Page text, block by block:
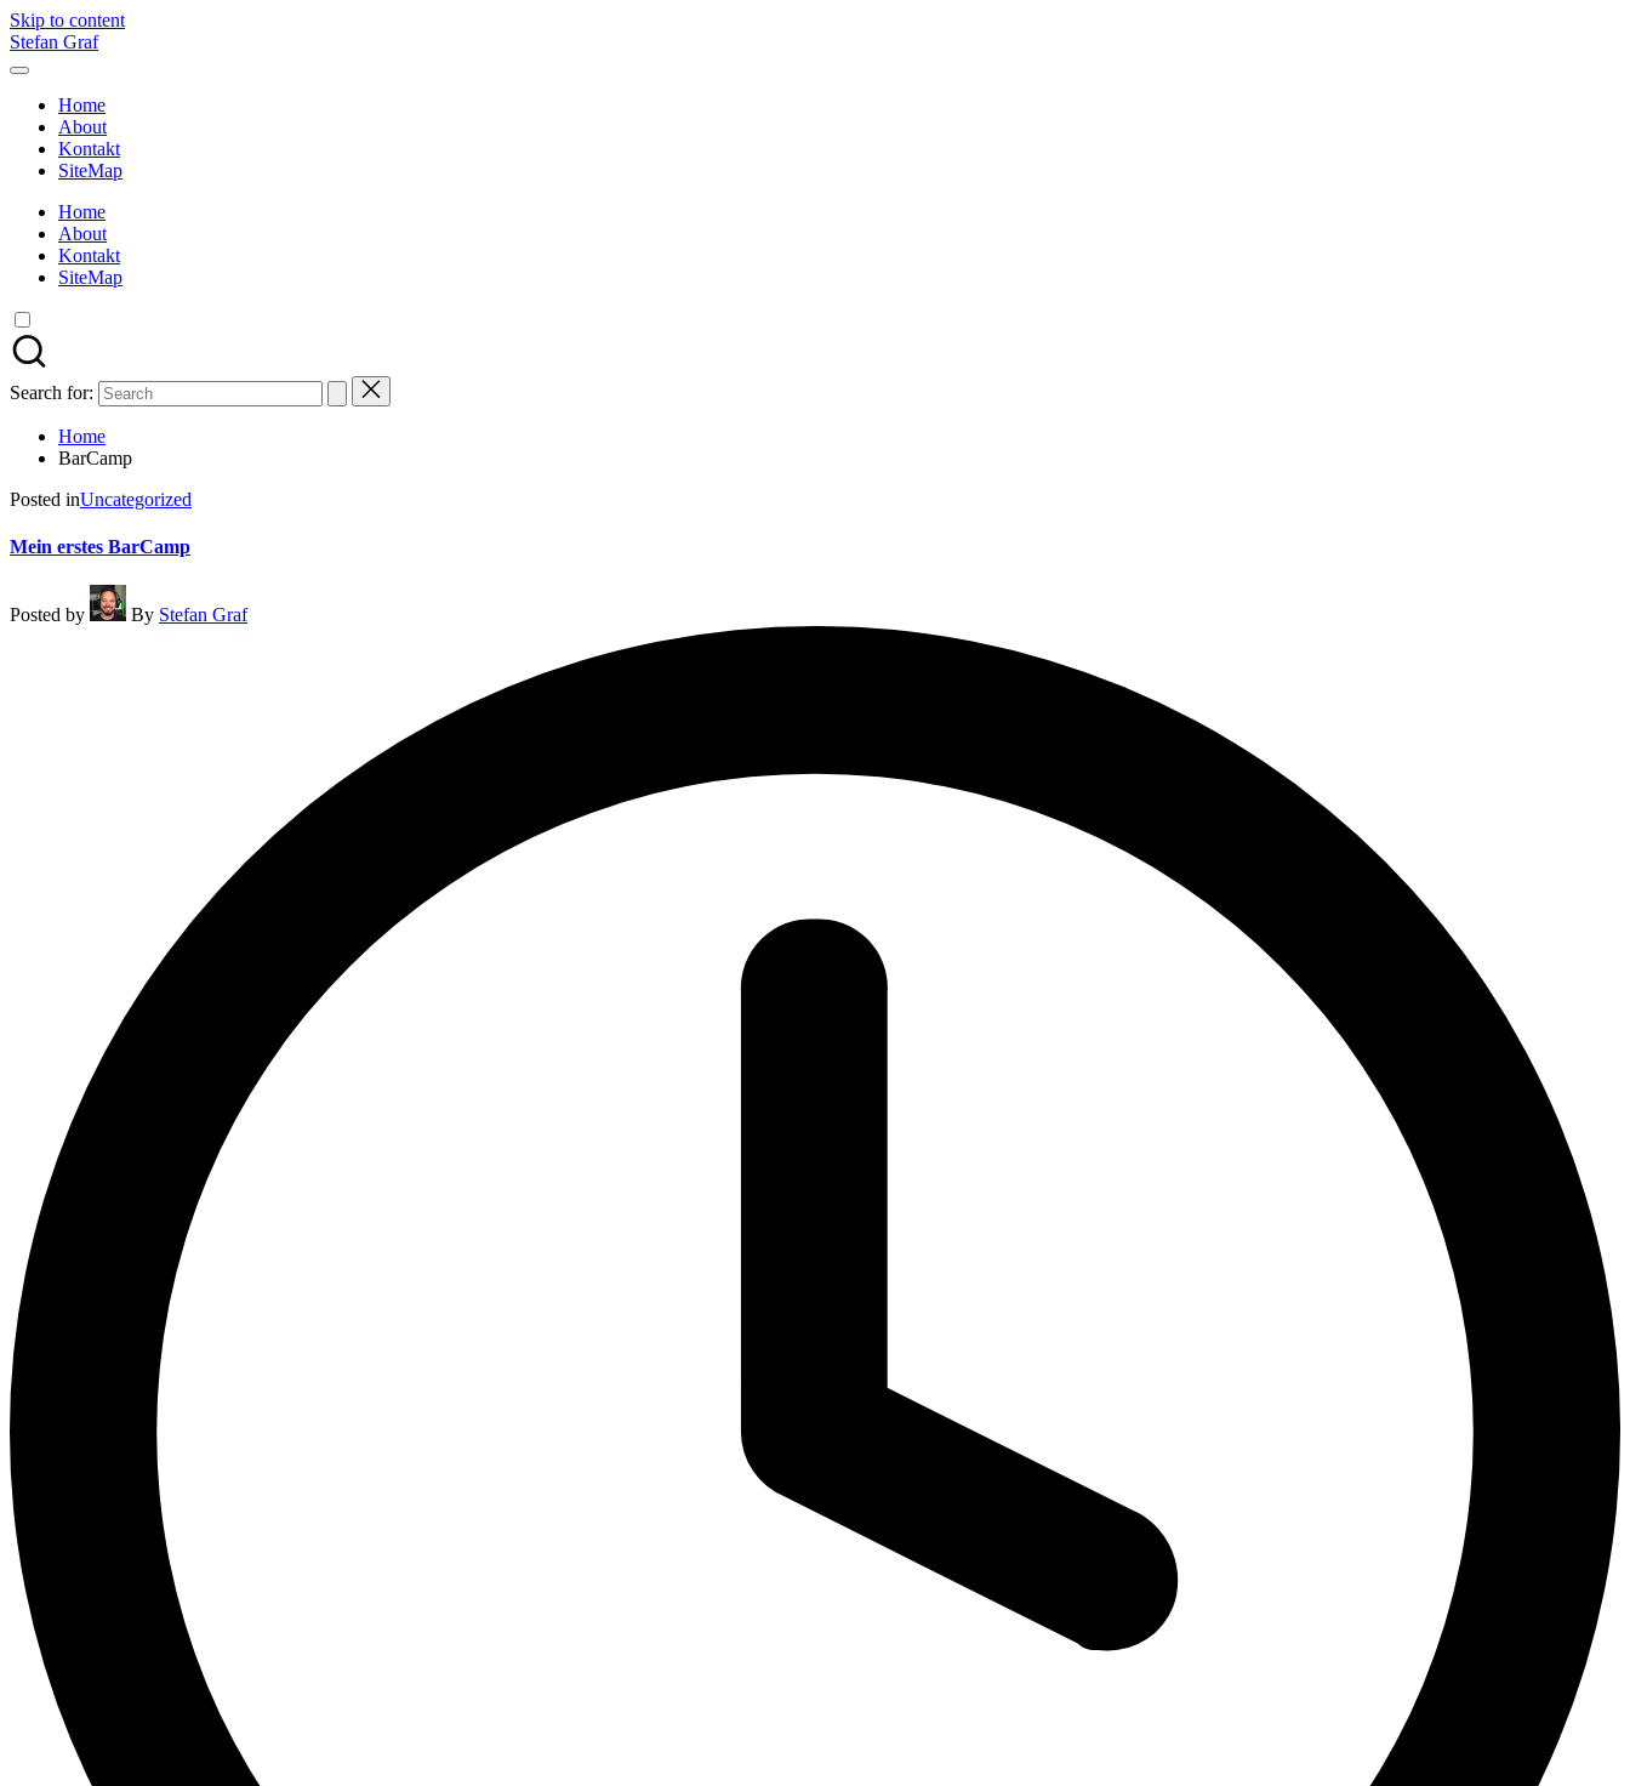
Skip to content
Stefan Graf
Home
About
Kontakt
SiteMap
Home
About
Kontakt
SiteMap
Search for:
Home
BarCamp
Posted inUncategorized
Mein erstes BarCamp
Posted by By Stefan Graf